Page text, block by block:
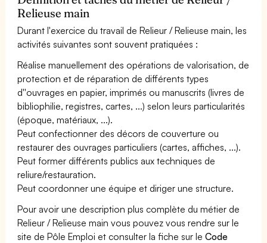
Relieuse main
Durant l'exercice du travail de Relieur / Relieuse main, les
activités suivantes sont souvent pratiquées :
Réalise manuellement des opérations de valorisation, de
protection et de réparation de différents types
d''ouvrages en papier, imprimés ou manuscrits (livres de
bibliophilie, registres, cartes, ...) selon leurs particularités
(époque, matériaux, ...).
Peut confectionner des décors de couverture ou
restaurer des ouvrages particuliers (cartes, affiches, ...).
Peut former différents publics aux techniques de
reliure/restauration.
Peut coordonner une équipe et diriger une structure.
Pour avoir une description plus complète du métier de
Relieur / Relieuse main vous pouvez vous rendre sur le
site de Pôle Emploi et consulter la fiche sur leCode